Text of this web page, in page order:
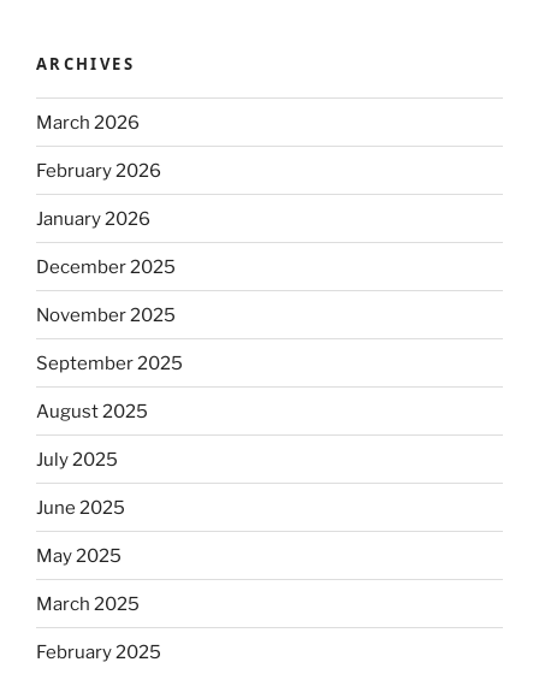
ARCHIVES
March 2026
February 2026
January 2026
December 2025
November 2025
September 2025
August 2025
July 2025
June 2025
May 2025
March 2025
February 2025